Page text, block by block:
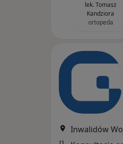
lek. Tomasz
Kandziora
ortopeda
Inwalidów